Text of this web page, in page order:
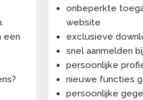
een
onbeperkte
website
exclusieve
snel aanmelden
persoonlijke
nieuwe functies
persoonlijke